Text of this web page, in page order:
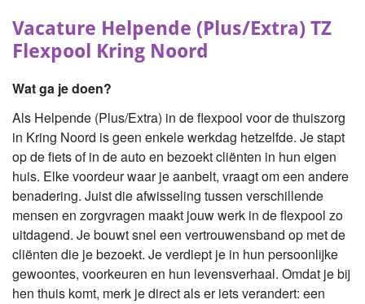
Vacature Helpende (Plus/Extra) TZ
Flexpool Kring Noord
Wat ga je doen?
Als Helpende (Plus/Extra) in de flexpool voor de thuiszorg
in Kring Noord is geen enkele werkdag hetzelfde. Je stapt
op de fiets of in de auto en bezoekt cliënten in hun eigen
huis. Elke voordeur waar je aanbelt, vraagt om een andere
benadering. Juist die afwisseling tussen verschillende
mensen en zorgvragen maakt jouw werk in de flexpool zo
uitdagend. Je bouwt snel een vertrouwensband op met de
cliënten die je bezoekt. Je verdiept je in hun persoonlijke
gewoontes, voorkeuren en hun levensverhaal. Omdat je bij
hen thuis komt, merk je direct als er iets verandert: een